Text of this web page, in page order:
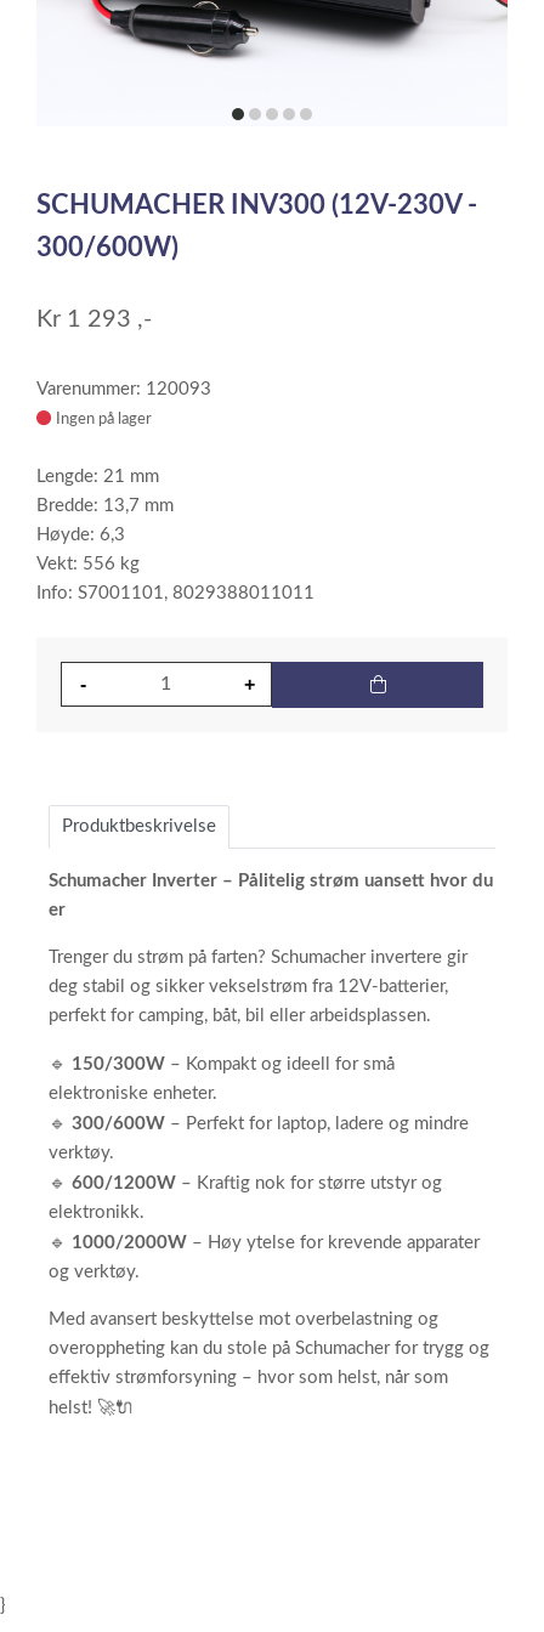
itemitemitemitemitem
of
5
SCHUMACHER INV300 (12V-230V -
300/600W)
Kr 1 293 ,-
Varenummer: 120093
Ingen på lager
Lengde: 21 mm
Bredde: 13,7 mm
Høyde: 6,3
Vekt: 556 kg
Info: S7001101, 8029388011011
Produktbeskrivelse
Schumacher Inverter – Pålitelig strøm uansett hvor du
er
Trenger du strøm på farten? Schumacher invertere gir
deg stabil og sikker vekselstrøm fra 12V-batterier,
perfekt for camping, båt, bil eller arbeidsplassen.
🔹 150/300W – Kompakt og ideell for små
elektroniske enheter.
🔹 300/600W – Perfekt for laptop, ladere og mindre
verktøy.
🔹 600/1200W – Kraftig nok for større utstyr og
elektronikk.
🔹 1000/2000W – Høy ytelse for krevende apparater
og verktøy.
Med avansert beskyttelse mot overbelastning og
overoppheting kan du stole på Schumacher for trygg og
effektiv strømforsyning – hvor som helst, når som
helst! 🚀🔌
}